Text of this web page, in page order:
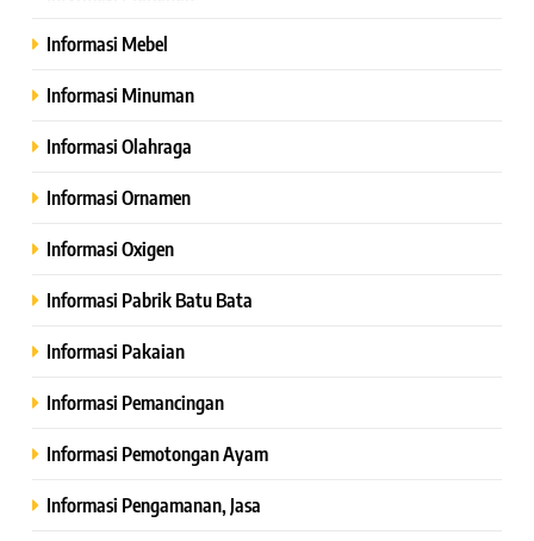
Informasi Mebel
Informasi Minuman
Informasi Olahraga
Informasi Ornamen
Informasi Oxigen
Informasi Pabrik Batu Bata
Informasi Pakaian
Informasi Pemancingan
Informasi Pemotongan Ayam
Informasi Pengamanan, Jasa